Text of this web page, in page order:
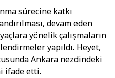
sürecine katkı
devam eden
yönelik çalışmaların
yapıldı. Heyet,
Ankara nezdindeki
ifade etti.